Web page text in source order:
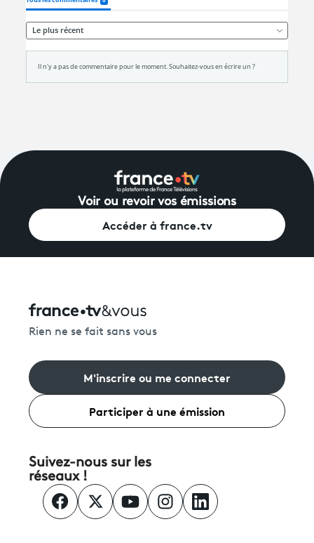
Voir ou revoir vos émissions
Accéder à france.tv
Rien ne se fait sans vous
M'inscrire ou me connecter
Participer à une émission
Suivez-nous sur les
réseaux !